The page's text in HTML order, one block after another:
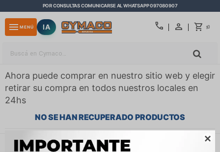

POR CONSULTAS COMUNICARSE AL WHATSAPP 097080907
call $0
menu MENÚ IA
Ahora puede comprar en nuestro sitio web y elegir
retirar su compra en todos nuestros locales en
24hs
NO SE HAN RECUPERADO PRODUCTOS
¡Lo sentimos! No hay productos en esta sección.
close